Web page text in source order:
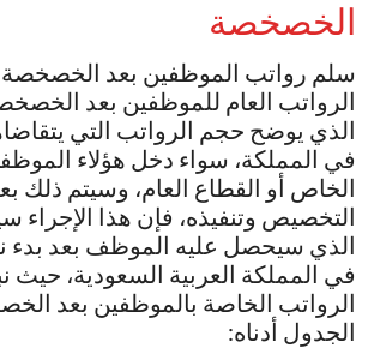
الخصخصة
سلم رواتب الموظفين بعد
الرواتب العام للموظفين بعد
الذي يوضح حجم الرواتب التي
في المملكة، سواء دخل هؤلاء
الخاص أو القطاع العام، وسيتم ذلك
التخصيص وتنفيذه، فإن هذا الإجراء
الذي سيحصل عليه الموظف بعد بدء
في المملكة العربية السعودية، حيث
الرواتب الخاصة بالموظفين بعد
الجدول أدناه: